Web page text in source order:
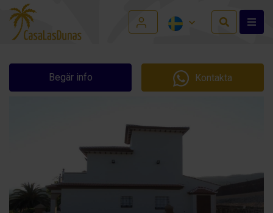
Begär info Kontakta